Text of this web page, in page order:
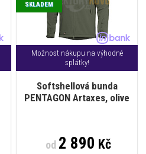
Možnost nákupu na výhodné
splátky!
Softshellová bunda
PENTAGON Artaxes, olive
SKLADEM
od2 890 Kč